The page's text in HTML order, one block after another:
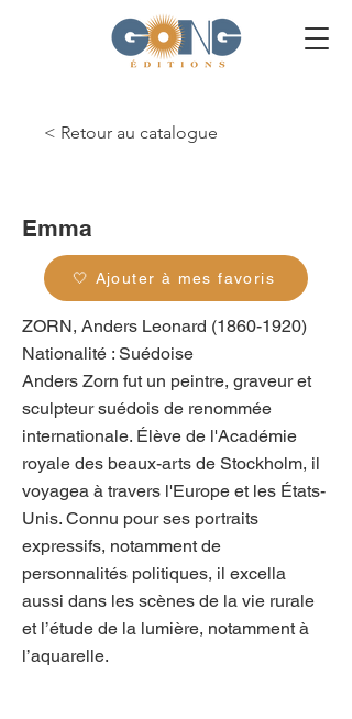
< Retour au catalogue
Emma
🤍 Ajouter à mes favoris
ZORN, Anders Leonard (1860-1920)
Nationalité : Suédoise
Anders Zorn fut un peintre, graveur et
sculpteur suédois de renommée
internationale. Élève de l'Académie
royale des beaux-arts de Stockholm, il
voyagea à travers l'Europe et les États-
Unis. Connu pour ses portraits
expressifs, notamment de
personnalités politiques, il excella
aussi dans les scènes de la vie rurale
et l’étude de la lumière, notamment à
l’aquarelle.